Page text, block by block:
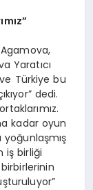
Yaratıcı
Türkiye bu
dedi.
kadar oyun
yoğunlaşmış
iş birliği